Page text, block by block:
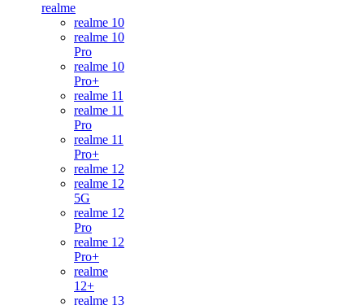
realme
realme 10
realme 10
Pro
realme 10
Pro+
realme 11
realme 11
Pro
realme 11
Pro+
realme 12
realme 12
5G
realme 12
Pro
realme 12
Pro+
realme
12+
realme 13